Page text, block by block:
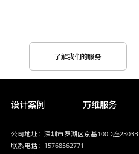
了解我们的服务
设计案例 万维服务
公司地址：深圳市罗湖区京基100D座2303B
联系电话：15768562771